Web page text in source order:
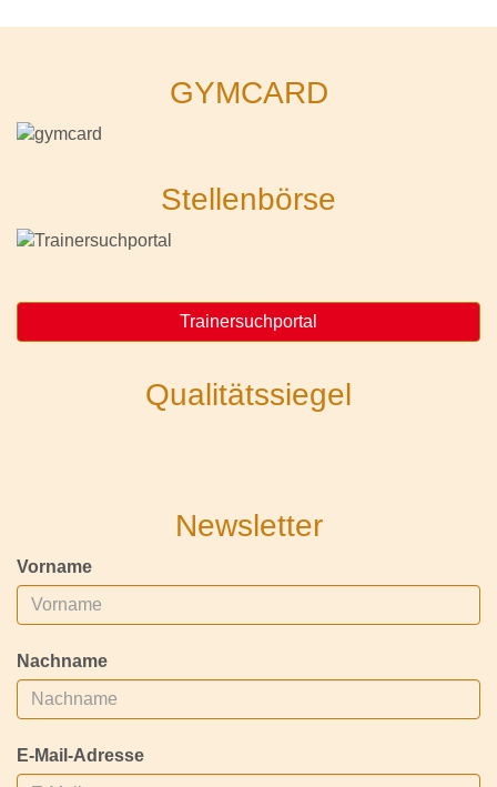
GYMCARD
Stellenbörse
Trainersuchportal
Qualitätssiegel
Newsletter
Vorname
Nachname
E-Mail-Adresse